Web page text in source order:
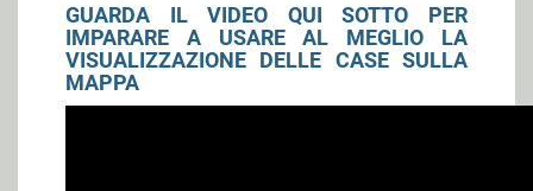
GUARDA IL VIDEO QUI SOTTO PER
IMPARARE A USARE AL MEGLIO LA
VISUALIZZAZIONE DELLE CASE SULLA
MAPPA